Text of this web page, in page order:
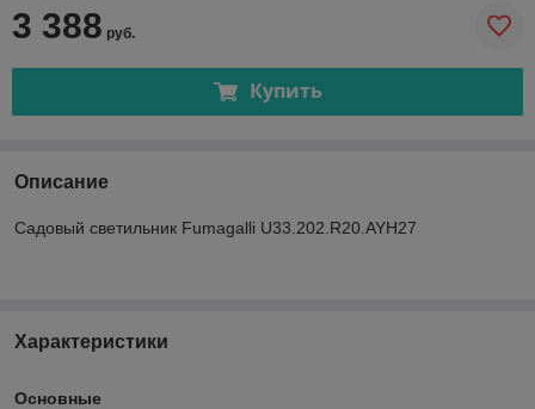
3 388 руб.
Купить
Описание
Садовый светильник Fumagalli U33.202.R20.AYH27
Характеристики
Основные